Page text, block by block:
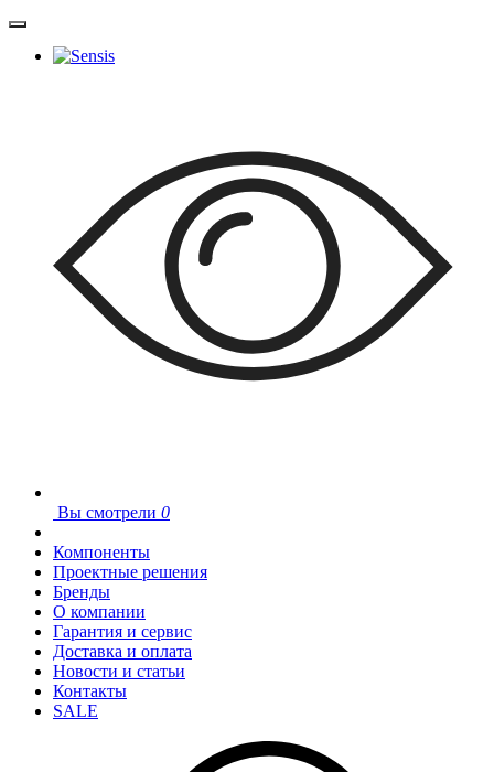
Вы смотрели 0
Компоненты
Проектные решения
Бренды
О компании
Гарантия и сервис
Доставка и оплата
Новости и статьи
Контакты
SALE